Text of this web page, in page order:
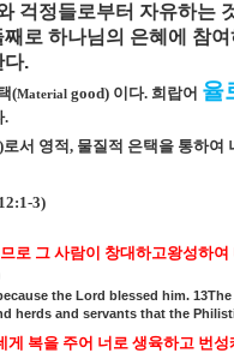
걱정들로부터 자유하는
째로 하나님의 은혜에 참여
다.
(Material good) 이다. 희랍어 율
.
로서 영적 , 물질적 은택을 통하여
3)
로 그 사람이 창대하고왕성하여
the Lord blessed him.
herds and servants that the
게 복을 주어 너로 생육하고 번